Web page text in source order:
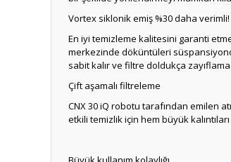
Vortex siklonik emiş %30 daha verimli!
En iyi temizleme kalitesini garanti
merkezinde döküntüleri
sabit kalır ve filtre doldukça
Çift aşamalı filtreleme
CNX 30 iQ robotu tarafından emilen
etkili temizlik için hem büyük